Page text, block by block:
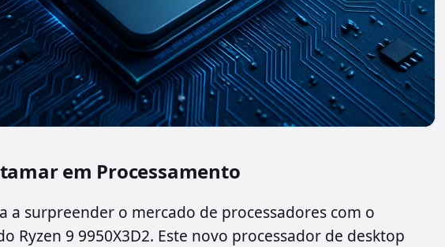
em Processamento
a surpreender o mercado de processadores com o
Ryzen 9 9950X3D2. Este novo processador de desktop